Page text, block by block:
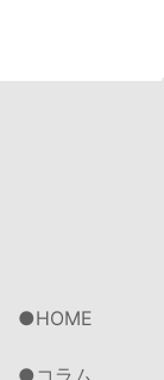
HOME
コラム